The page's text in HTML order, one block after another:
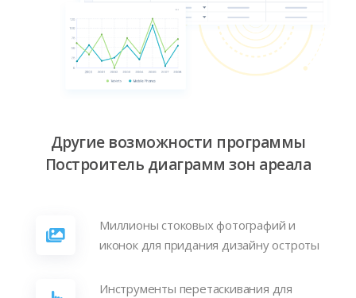
Другие возможности программы
Построитель диаграмм зон ареала
Миллионы стоковых фотографий и
иконок для придания дизайну остроты
Инструменты перетаскивания для